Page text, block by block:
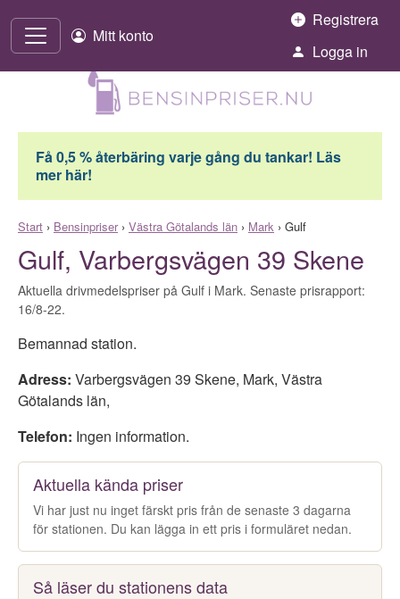
Mitt konto
Registrera
Logga in
Få 0,5 % återbäring varje gång du tankar! Läs
mer här!
Start › Bensinpriser› Västra Götalands län › Mark › Gulf
Gulf, Varbergsvägen 39 Skene
Aktuella drivmedelspriser på Gulf i Mark. Senaste prisrapport:
16/8-22.
Bemannad station.
Adress: Varbergsvägen 39 Skene, Mark, Västra
Götalands län,
Telefon: Ingen information.
Aktuella kända priser
Vi har just nu inget färskt pris från de senaste 3 dagarna
för stationen. Du kan lägga in ett pris i formuläret nedan.
Så läser du stationens data